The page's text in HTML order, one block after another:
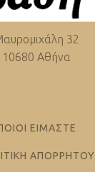
32
10680 Αθήνα
ΕΙΜΑΣΤΕ
ΑΠΟΡΡΗΤΟΥ